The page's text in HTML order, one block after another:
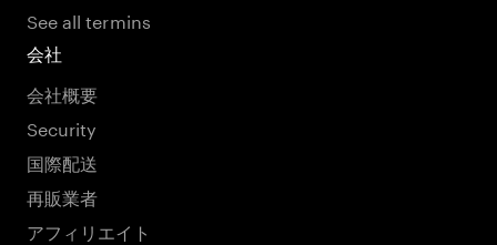
See all termins
会社
会社概要
Security
国際配送
再販業者
アフィリエイト